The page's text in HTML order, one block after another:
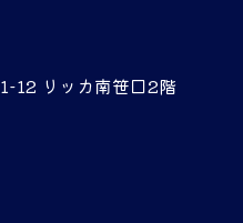
12 リッカ南笹口2階